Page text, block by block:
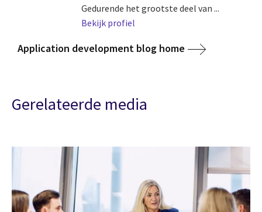
Gedurende het grootste deel van ...
Bekijk profiel
Application development blog home
Gerelateerde media